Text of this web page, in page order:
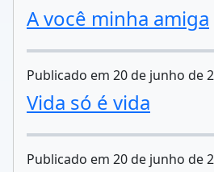
A você minha amiga
Publicado em 20 de junho de
Vida só é vida
Publicado em 20 de junho de